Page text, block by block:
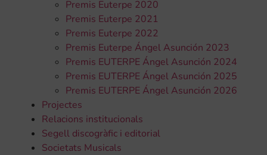
Premis Euterpe 2020
Premis Euterpe 2021
Premis Euterpe 2022
Premis Euterpe Ángel Asunción 2023
Premis EUTERPE Ángel Asunción 2024
Premis EUTERPE Ángel Asunción 2025
Premis EUTERPE Ángel Asunción 2026
Projectes
Relacions institucionals
Segell discogràfic i editorial
Societats Musicals